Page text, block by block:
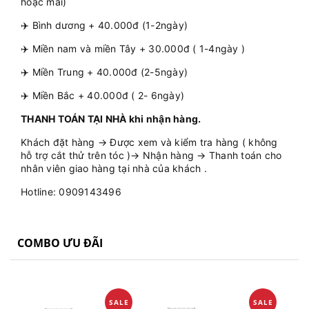
✈️ Bình dương + 40.000đ (1-2ngày)
✈️ Miền nam và miền Tây + 30.000đ ( 1-4ngày )
✈️ Miền Trung + 40.000đ (2-5ngày)
✈️ Miền Bắc + 40.000đ ( 2- 6ngày)
THANH TOÁN TẠI NHÀ khi nhận hàng.
Khách đặt hàng → Được xem và kiểm tra hàng ( không
hỗ trợ cắt thử trên tóc )→ Nhận hàng → Thanh toán cho
nhân viên giao hàng tại nhà của khách .
Hotline: 0909143496
COMBO ƯU ĐÃI
SALE SALE